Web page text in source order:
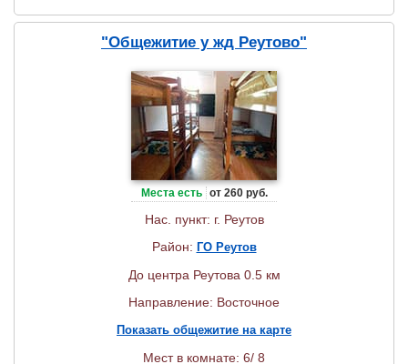
"Общежитие у жд Реутово"
Места есть от 260 руб.
Нас. пункт: г. Реутов
Район: ГО Реутов
До центра Реутова 0.5 км
Направление: Восточное
Показать общежитие на карте
Мест в комнате: 6/ 8